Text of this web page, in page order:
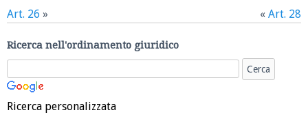
Art. 26 » « Art. 28
Ricerca nell'ordinamento giuridico
Ricerca personalizzata